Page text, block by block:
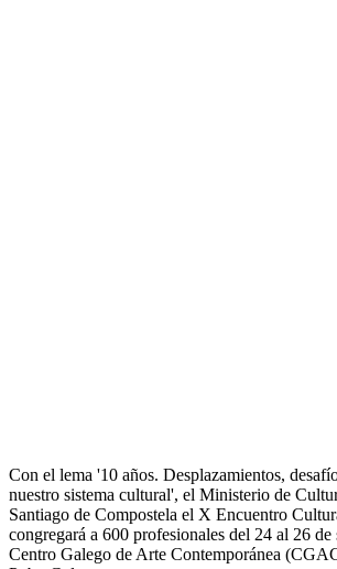
Con el lema '10 años. Desplazamientos,
nuestro sistema cultural', el Ministerio de
Santiago de Compostela el X Encuentro
congregará a 600 profesionales del 24 al 26 de
Centro Galego de Arte Contemporánea